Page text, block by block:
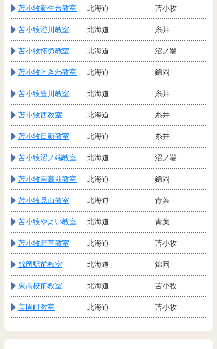
苫小牧新生台教室 北海道 苫小牧
苫小牧澄川教室 北海道 糸井
苫小牧拓勇教室 北海道 沼ノ端
苫小牧ときわ教室 北海道 錦岡
苫小牧豊川教室 北海道 糸井
苫小牧西教室 北海道 糸井
苫小牧日新教室 北海道 糸井
苫小牧沼ノ端教室 北海道 沼ノ端
苫小牧南高前教室 北海道 錦岡
苫小牧見山教室 北海道 青葉
苫小牧やよい教室 北海道 青葉
苫小牧若草教室 北海道 苫小牧
錦岡駅前教室 北海道 錦岡
東高校前教室 北海道 苫小牧
美園町教室 北海道 苫小牧